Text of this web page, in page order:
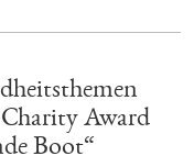
Award
Boot“